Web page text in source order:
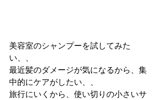
美容室のシャンプーを試してみた
い、、
最近髪のダメージが気になるから、集
中的にケアがしたい、、
旅行にいくから、使い切りの小さいサ